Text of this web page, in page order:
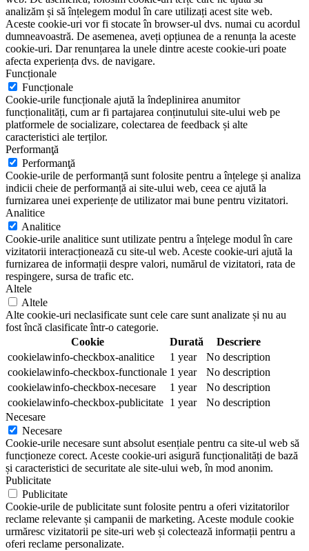
analizăm și să înțelegem modul în care utilizați acest site web.
Aceste cookie-uri vor fi stocate în browser-ul dvs. numai cu acordul
dumneavoastră. De asemenea, aveți opțiunea de a renunța la aceste
cookie-uri. Dar renunțarea la unele dintre aceste cookie-uri poate
afecta experiența dvs. de navigare.
Funcționale
Funcționale
Cookie-urile funcționale ajută la îndeplinirea anumitor
funcționalități, cum ar fi partajarea conținutului site-ului web pe
platformele de socializare, colectarea de feedback și alte
caracteristici ale terților.
Performanţă
Performanţă
Cookie-urile de performanță sunt folosite pentru a înțelege și analiza
indicii cheie de performanță ai site-ului web, ceea ce ajută la
furnizarea unei experiențe de utilizator mai bune pentru vizitatori.
Analitice
Analitice
Cookie-urile analitice sunt utilizate pentru a înțelege modul în care
vizitatorii interacționează cu site-ul web. Aceste cookie-uri ajută la
furnizarea de informații despre valori, numărul de vizitatori, rata de
respingere, sursa de trafic etc.
Altele
Altele
Alte cookie-uri neclasificate sunt cele care sunt analizate și nu au
fost încă clasificate într-o categorie.
Cookie
Durată
Descriere
cookielawinfo-checkbox-analitice
1 year
No description
cookielawinfo-checkbox-functionale 1 year
No description
cookielawinfo-checkbox-necesare
1 year
No description
cookielawinfo-checkbox-publicitate 1 year
No description
Necesare
Necesare
Cookie-urile necesare sunt absolut esențiale pentru ca site-ul web să
funcționeze corect. Aceste cookie-uri asigură funcționalități de bază
și caracteristici de securitate ale site-ului web, în mod anonim.
Publicitate
Publicitate
Cookie-urile de publicitate sunt folosite pentru a oferi vizitatorilor
reclame relevante și campanii de marketing. Aceste module cookie
urmăresc vizitatorii pe site-uri web și colectează informații pentru a
oferi reclame personalizate.